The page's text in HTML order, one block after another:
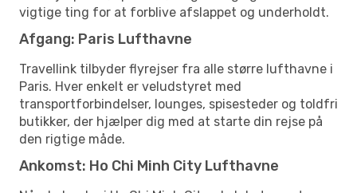
vigtige ting for at forblive afslappet og underholdt.
Afgang: Paris Lufthavne
Travellink tilbyder flyrejser fra alle større lufthavne i
Paris. Hver enkelt er veludstyret med
transportforbindelser, lounges, spisesteder og toldfri
butikker, der hjælper dig med at starte din rejse på
den rigtige måde.
Ankomst: Ho Chi Minh City Lufthavne